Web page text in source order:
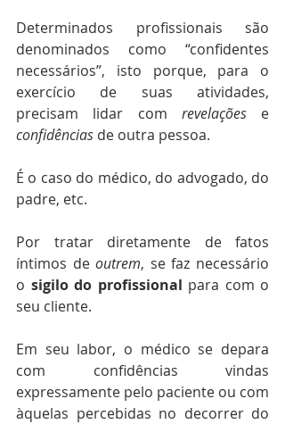
Determinados profissionais são
denominados como “confidentes
necessários”, isto porque, para o
exercício de suas atividades,
precisam lidar com revelações
confidências de outra pessoa.
É o caso do médico, do advogado, do
padre, etc.
Por tratar diretamente de fatos
íntimos de outrem, se faz necessário
o sigilo do profissional para com o
seu cliente.
Em seu labor, o médico se depara
com confidências vindas
expressamente pelo paciente ou com
àquelas percebidas no decorrer do